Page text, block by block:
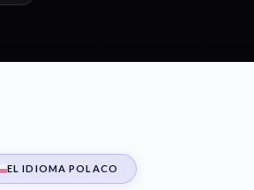
EL IDIOMA POLACO